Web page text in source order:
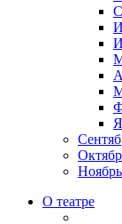
О театре